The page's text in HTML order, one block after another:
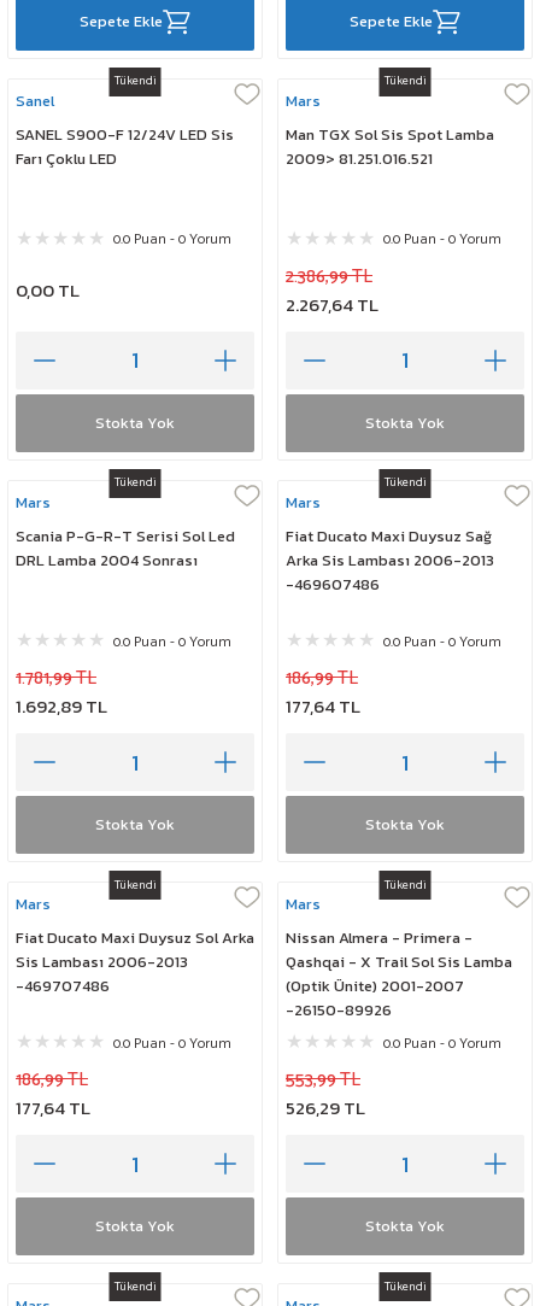
Sepete Ekle Sepete Ekle
Tükendi
Sanel
SANEL S900-F 12/24V LED Sis
Farı Çoklu LED
0.0 Puan - 0 Yorum
0,00 TL
Stokta Yok
Tükendi
Mars
Man TGX Sol Sis Spot Lamba
2009> 81.251.016.521
0.0 Puan - 0 Yorum
2.386,99 TL
2.267,64 TL
Stokta Yok
Tükendi
Mars
Scania P-G-R-T Serisi Sol Led
DRL Lamba 2004 Sonrası
0.0 Puan - 0 Yorum
1.781,99 TL
1.692,89 TL
Stokta Yok
Tükendi
Mars
Fiat Ducato Maxi Duysuz Sağ
Arka Sis Lambası 2006-2013
-469607486
0.0 Puan - 0 Yorum
186,99 TL
177,64 TL
Stokta Yok
Tükendi
Mars
Fiat Ducato Maxi Duysuz Sol Arka
Sis Lambası 2006-2013
-469707486
0.0 Puan - 0 Yorum
186,99 TL
177,64 TL
Stokta Yok
Tükendi
Mars
Nissan Almera - Primera -
Qashqai - X Trail Sol Sis Lamba
(Optik Ünite) 2001-2007
-26150-89926
0.0 Puan - 0 Yorum
553,99 TL
526,29 TL
Stokta Yok
Tükendi Tükendi